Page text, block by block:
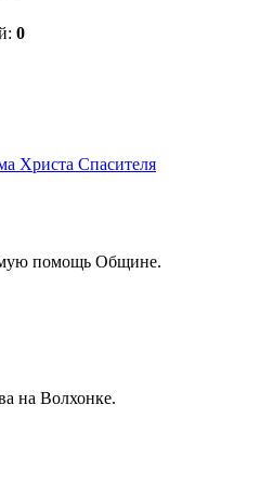
0
Христа Спасителя
помощь Общине.
на Волхонке.